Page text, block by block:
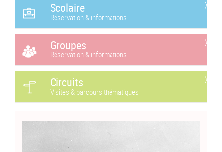
Scolaire
Réservation & informations
Groupes
Réservation & informations
Circuits
Visites & parcours thématiques